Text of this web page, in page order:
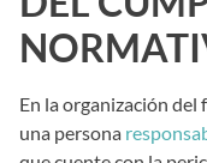
En la organización
una persona